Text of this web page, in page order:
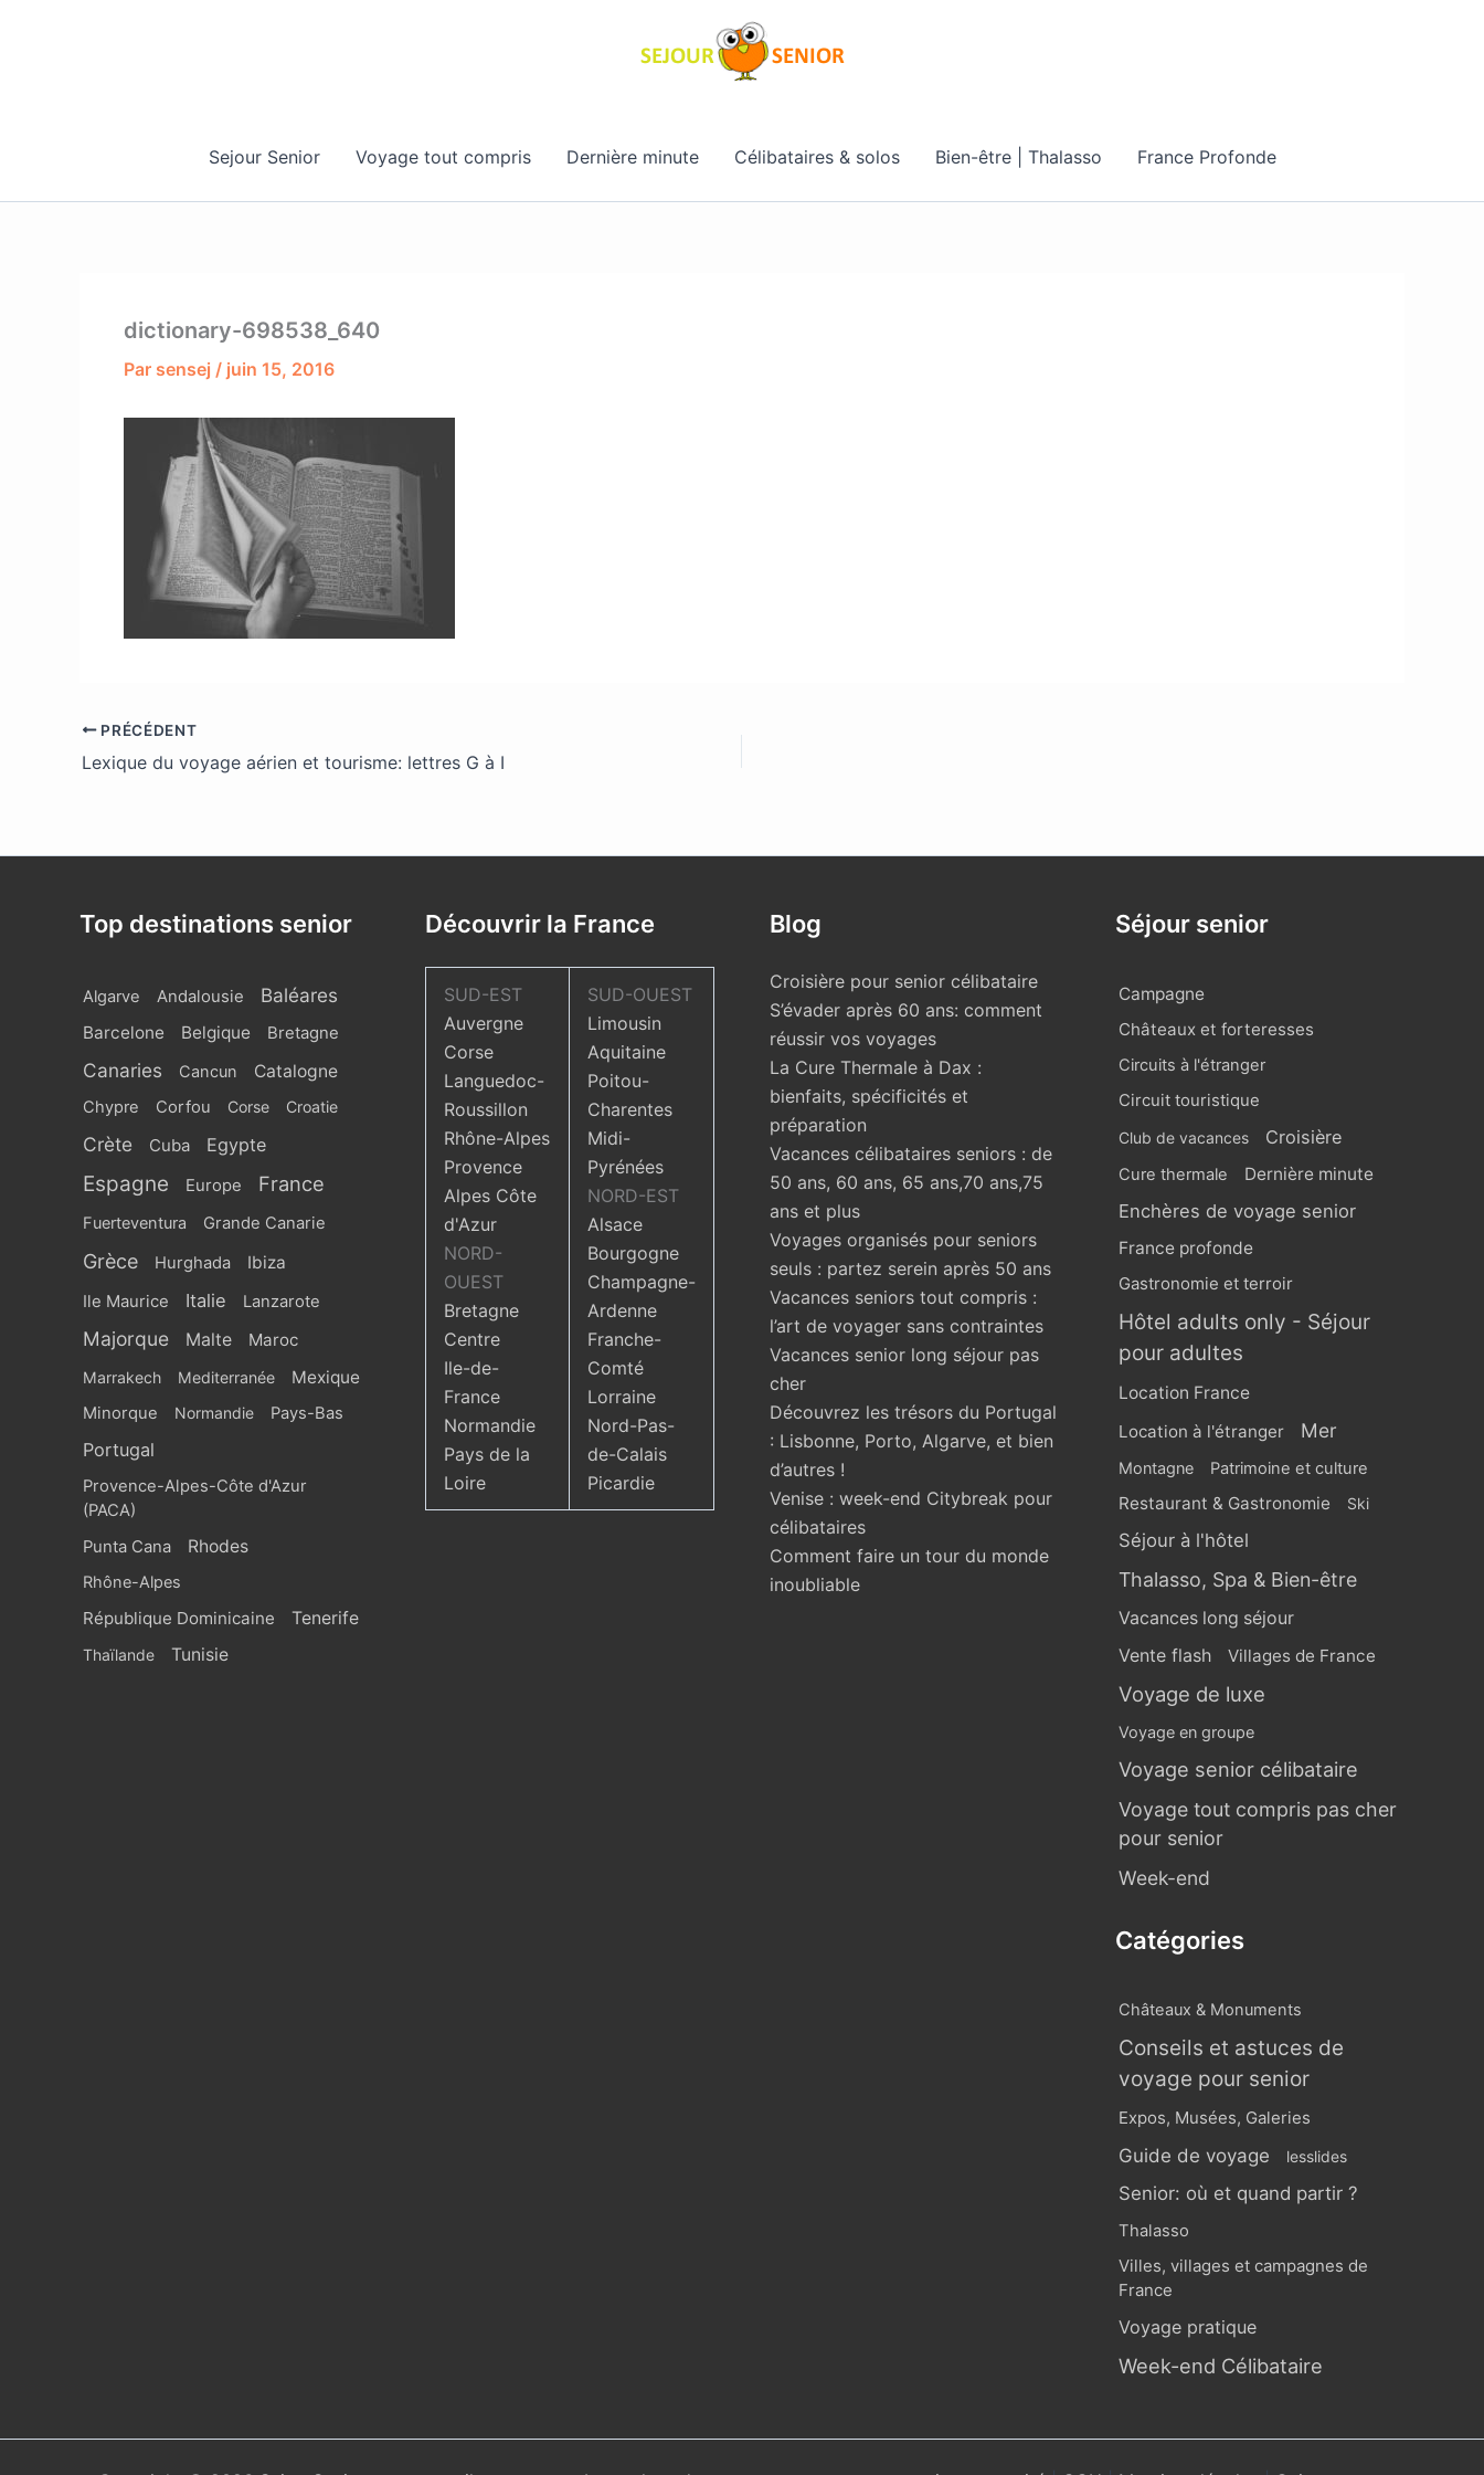
Sejour Senior Voyage tout compris Dernière minute Célibataires & solos Bien-être | Thalasso France Profonde
dictionary-698538_640
Par sensej / juin 15, 2016
PRÉCÉDENT
Lexique du voyage aérien et tourisme: lettres G à I
Top destinations senior
Algarve Andalousie Baléares
Barcelone Belgique Bretagne
Canaries Cancun Catalogne
Chypre Corfou Corse Croatie
Crète Cuba Egypte
Espagne Europe France
Fuerteventura Grande Canarie
Grèce Hurghada Ibiza
Ile Maurice Italie Lanzarote
Majorque Malte Maroc
Marrakech Mediterranée Mexique
Minorque Normandie Pays-Bas
Portugal
Provence-Alpes-Côte d'Azur
(PACA)
Punta Cana
Rhodes
Rhône-Alpes
République Dominicaine Tenerife
Thaïlande Tunisie
Découvrir la France
SUD-EST
Auvergne
Corse
Languedoc-
Roussillon
Rhône-Alpes
Provence
Alpes Côte
d'Azur
NORD-
OUEST
Bretagne
Centre
Ile-de-
France
Normandie
Pays de la
Loire
SUD-OUEST
Limousin
Aquitaine
Poitou-
Charentes
Midi-
Pyrénées
NORD-EST
Alsace
Bourgogne
Champagne-
Ardenne
Franche-
Comté
Lorraine
Nord-Pas-
de-Calais
Picardie
Blog
Croisière pour senior célibataire
S’évader après 60 ans: comment
réussir vos voyages
La Cure Thermale à Dax :
bienfaits, spécificités et
préparation
Vacances célibataires seniors : de
50 ans, 60 ans, 65 ans,70 ans,75
ans et plus
Voyages organisés pour seniors
seuls : partez serein après 50 ans
Vacances seniors tout compris :
l’art de voyager sans contraintes
Vacances senior long séjour pas
cher
Découvrez les trésors du Portugal
: Lisbonne, Porto, Algarve, et bien
d’autres !
Venise : week-end Citybreak pour
célibataires
Comment faire un tour du monde
inoubliable
Séjour senior
Campagne
Châteaux et forteresses
Circuits à l'étranger
Circuit touristique
Club de vacances Croisière
Cure thermale Dernière minute
Enchères de voyage senior
France profonde
Gastronomie et terroir
Hôtel adults only - Séjour
pour adultes
Location France
Location à l'étranger
Mer
Montagne Patrimoine et culture
Restaurant & Gastronomie Ski
Séjour à l'hôtel
Thalasso, Spa & Bien-être
Vacances long séjour
Vente flash Villages de France
Voyage de luxe
Voyage en groupe
Voyage senior célibataire
Voyage tout compris pas cher
pour senior
Week-end
Catégories
Châteaux & Monuments
Conseils et astuces de
voyage pour senior
Expos, Musées, Galeries
Guide de voyage lesslides
Senior: où et quand partir ?
Thalasso
Villes, villages et campagnes de
France
Voyage pratique
Week-end Célibataire